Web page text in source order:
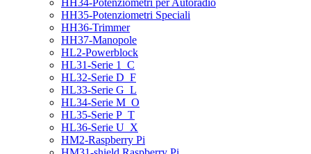
HH34-Potenziometri per Autoradio
HH35-Potenziometri Speciali
HH36-Trimmer
HH37-Manopole
HL2-Powerblock
HL31-Serie 1_C
HL32-Serie D_F
HL33-Serie G_L
HL34-Serie M_O
HL35-Serie P_T
HL36-Serie U_X
HM2-Raspberry Pi